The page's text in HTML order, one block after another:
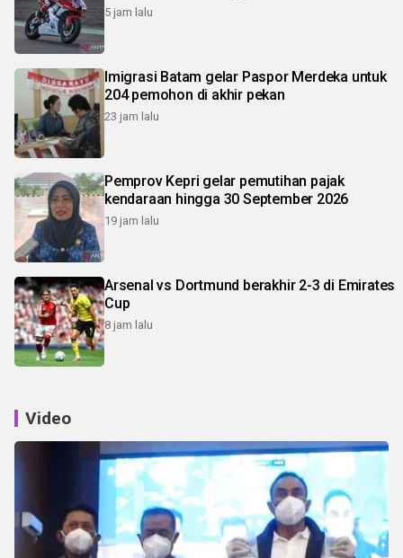
5 jam lalu
Imigrasi Batam gelar Paspor Merdeka untuk
204 pemohon di akhir pekan
23 jam lalu
Pemprov Kepri gelar pemutihan pajak
kendaraan hingga 30 September 2026
19 jam lalu
Arsenal vs Dortmund berakhir 2-3 di Emirates
Cup
8 jam lalu
Video